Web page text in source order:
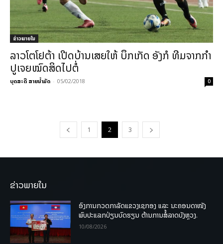
ຂ່າວພາຍ​ໃນ
ລາວໂຕໂຢຕ້າ ເປີດບ້ານເສຍໃຫ້ ບຶກເກັດ ອັງກໍ ທີມຈາກກໍາ
ປູເຈຍໝົດສິດໄປຕໍ່
ບຸດສະດີ ສາຍນ້ຳມັດ - 05/02/2018 0
1 2 3
ຂ່າວພາຍໃນ
ອົງການກວດກາລັດແຂວງເຊກອງ ແລະ ນະຄອນດາໜັງ
ພົບປະແລກປ່ຽນບົດຮຽນ ຕ້ານການສໍ້ລາດບັງຫຼວງ.
10/08/2026